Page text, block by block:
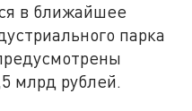
в ближайшее
парка
млрд рублей.